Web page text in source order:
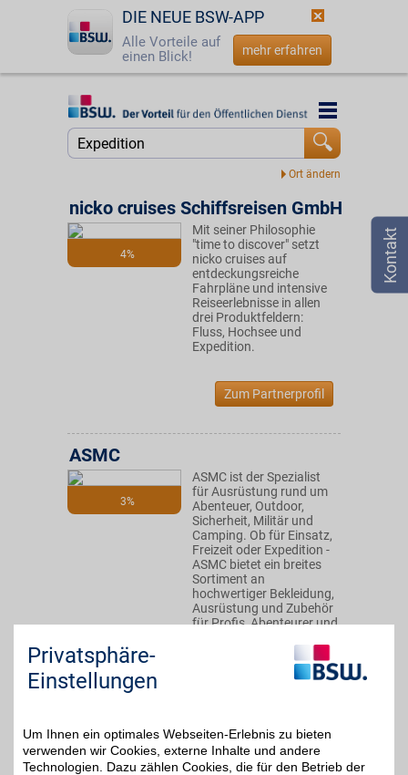
DIE NEUE BSW-APP
Alle Vorteile auf
einen Blick!
mehr erfahren
Startseite
Jetzt BSW-Mitglied werden
Login
☎ 0800 - 279 25 82
Startseite
4%
nicko cruises Schiffsreisen GmbH
Mit seiner Philosophie
"time to discover" setzt
nicko cruises auf
entdeckungsreiche
Fahrpläne und intensive
Reiseerlebnisse in allen
drei Produktfeldern:
Fluss, Hochsee und
Expedition.
Zum Partnerprofil
3%
ASMC
ASMC ist der Spezialist
für Ausrüstung rund um
Abenteuer, Outdoor,
Sicherheit, Militär und
Camping. Ob für Einsatz,
Freizeit oder Expedition -
ASMC bietet ein breites
Sortiment an
hochwertiger Bekleidung,
Ausrüstung und Zubehör
für Profis, Abenteurer und
Zum Partnerprofil
Globetrotter Gutschein
Privatsphäre-
Einstellungen
Um Ihnen ein optimales Webseiten-Erlebnis zu bieten
verwenden wir Cookies, externe Inhalte und andere
Technologien. Dazu zählen Cookies, die für den Betrieb der